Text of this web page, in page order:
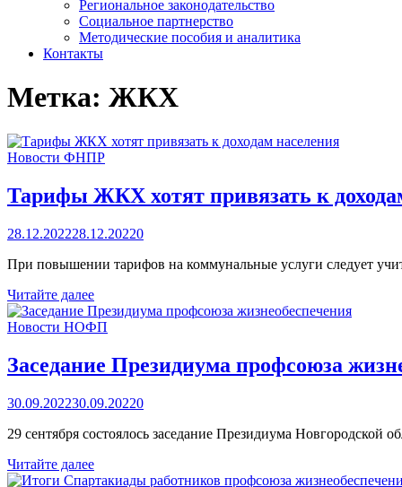
Региональное законодательство
Социальное партнерство
Методические пособия и аналитика
Контакты
Метка: ЖКХ
Новости ФНПР
Тарифы ЖКХ хотят привязать к
28.12.202228.12.20220
При повышении тарифов на коммунальные услуги следует
Тарифы
ЖКХ
хотят
к
доходам
Читайте далее
Новости НОФП
Заседание Президиума профсоюза
30.09.202230.09.20220
29 сентября состоялось заседание Президиума
Заседание
Президиума
Читайте далее